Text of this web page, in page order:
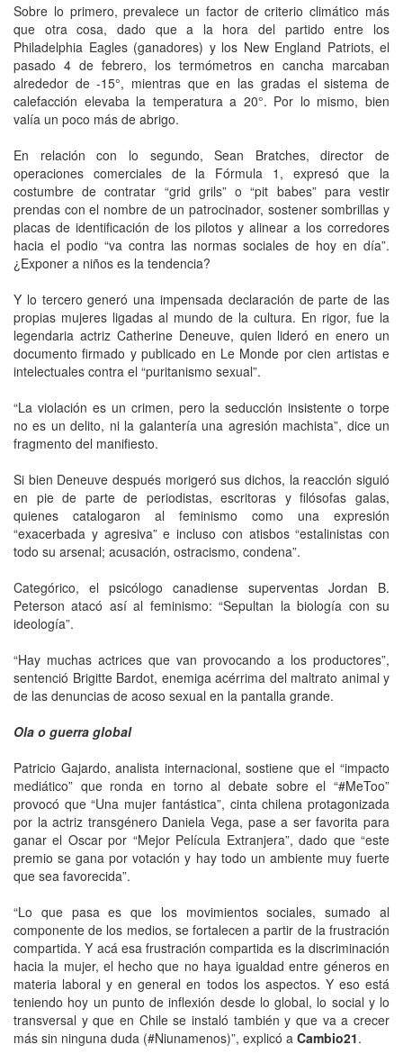
Sobre lo primero, prevalece un factor de criterio climático más
que otra cosa, dado que a la hora del partido entre los
Philadelphia Eagles (ganadores) y los New England Patriots, el
pasado 4 de febrero, los termómetros en cancha marcaban
alrededor de -15°, mientras que en las gradas el sistema de
calefacción elevaba la temperatura a 20°. Por lo mismo, bien
valía un poco más de abrigo.
En relación con lo segundo, Sean Bratches, director de
operaciones comerciales de la Fórmula 1, expresó que la
costumbre de contratar “grid grils” o “pit babes” para vestir
prendas con el nombre de un patrocinador, sostener sombrillas y
placas de identificación de los pilotos y alinear a los corredores
hacia el podio “va contra las normas sociales de hoy en día”.
¿Exponer a niños es la tendencia?
Y lo tercero generó una impensada declaración de parte de las
propias mujeres ligadas al mundo de la cultura. En rigor, fue la
legendaria actriz Catherine Deneuve, quien lideró en enero un
documento firmado y publicado en Le Monde por cien artistas e
intelectuales contra el “puritanismo sexual”.
“La violación es un crimen, pero la seducción insistente o torpe
no es un delito, ni la galantería una agresión machista”, dice un
fragmento del manifiesto.
Si bien Deneuve después morigeró sus dichos, la reacción siguió
en pie de parte de periodistas, escritoras y filósofas galas,
quienes catalogaron al feminismo como una expresión
“exacerbada y agresiva” e incluso con atisbos “estalinistas con
todo su arsenal; acusación, ostracismo, condena”.
Categórico, el psicólogo canadiense superventas Jordan B.
Peterson atacó así al feminismo: “Sepultan la biología con su
ideología”.
“Hay muchas actrices que van provocando a los productores”,
sentenció Brigitte Bardot, enemiga acérrima del maltrato animal y
de las denuncias de acoso sexual en la pantalla grande.
Ola o guerra global
Patricio Gajardo, analista internacional, sostiene que el “impacto
mediático” que ronda en torno al debate sobre el “#MeToo”
provocó que “Una mujer fantástica”, cinta chilena protagonizada
por ‎la actriz transgénero Daniela Vega, pase a ser favorita para
ganar el Oscar por “Mejor Película Extranjera”, dado que “este
premio se gana por votación y hay todo un ambiente muy fuerte
que sea favorecida”.
“Lo que pasa es que los movimientos sociales, sumado al
componente de los medios, se fortalecen a partir de la frustración
compartida. Y acá esa frustración compartida es la discriminación
hacia la mujer, el hecho que no haya igualdad entre géneros en
materia laboral y en general en todos los aspectos. Y eso está
teniendo hoy un punto de inflexión desde lo global, lo social y lo
transversal y que en Chile se instaló también y que va a crecer
más sin ninguna duda (#Niunamenos)”, explicó a Cambio21.